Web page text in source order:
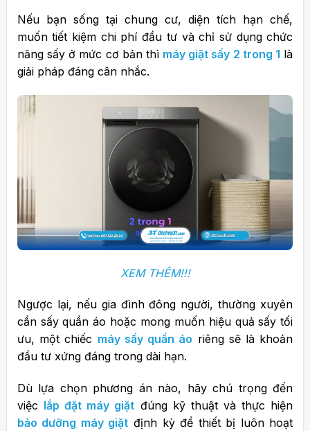
Nếu bạn sống tại chung cư, diện tích hạn chế,
muốn tiết kiệm chi phí đầu tư và chỉ sử dụng chức
năng sấy ở mức cơ bản thì máy giặt sấy 2 trong 1 là
giải pháp đáng cân nhắc.
XEM THÊM!!!
Ngược lại, nếu gia đình đông người, thường xuyên
cần sấy quần áo hoặc mong muốn hiệu quả sấy tối
ưu, một chiếc máy sấy quần áo riêng sẽ là khoản
đầu tư xứng đáng trong dài hạn.
Dù lựa chọn phương án nào, hãy chú trọng đến
việc lắp đặt máy giặt đúng kỹ thuật và thực hiện
bảo dưỡng máy giặt định kỳ để thiết bị luôn hoạt